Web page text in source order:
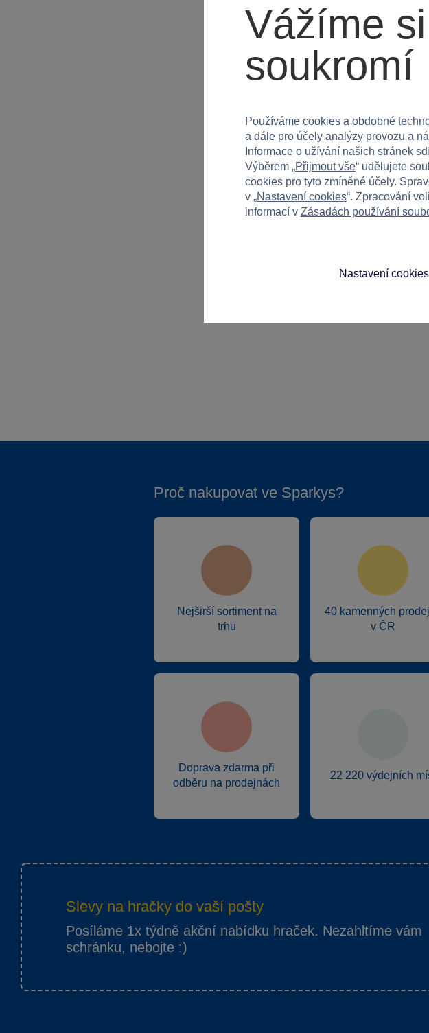
Proč nakupovat ve Sparkys?
Nejširší sortiment na
trhu
40 kamenných
v ČR
Doprava zdarma při
odběru na prodejnách
22 220 výdejních
Slevy na hračky do vaší pošty
Posíláme 1x týdně akční nabídku hraček. Nezahltíme vám
schránku, nebojte :)
Vážíme
soukromí
Používáme cookies a obdobné
a dále pro účely analýzy provozu a
Informace o užívání našich stránek
Výběrem „Přijmout vše“ udělujete
cookies pro tyto zmíněné účely.
v „Nastavení cookies“. Zpracování
informací v Zásadách používání
Nastavení cookies